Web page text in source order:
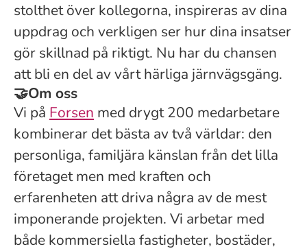
stolthet över kollegorna, inspireras av dina
uppdrag och verkligen ser hur dina insatser
gör skillnad på riktigt. Nu har du chansen
att bli en del av vårt härliga järnvägsgäng.
🤝Om oss
Vi på Forsen med drygt 200 medarbetare
kombinerar det bästa av två världar: den
personliga, familjära känslan från det lilla
företaget men med kraften och
erfarenheten att driva några av de mest
imponerande projekten. Vi arbetar med
både kommersiella fastigheter, bostäder,